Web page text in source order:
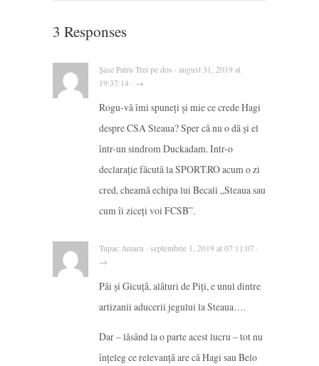
3 Responses
Șase Patru Trei pe dos · august 31, 2019 at
19:37:14 · →
Rogu-vă îmi spuneți și mie ce crede Hagi
despre CSA Steaua? Sper că nu o dă și el
într-un sindrom Duckadam. Intr-o
declarație făcută la SPORT.RO acum o zi
cred, cheamă echipa lui Becali „Steaua sau
cum îi ziceți voi FCSB”.
Tupac Amaru · septembrie 1, 2019 at 07:11:07 ·
→
Păi și Gicuță, alături de Piți, e unul dintre
artizanii aducerii jegului la Steaua….
Dar – lăsând la o parte acest lucru – tot nu
înțeleg ce relevanță are că Hagi sau Belo